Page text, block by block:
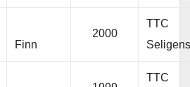
Finn
2000
TTC
TTC